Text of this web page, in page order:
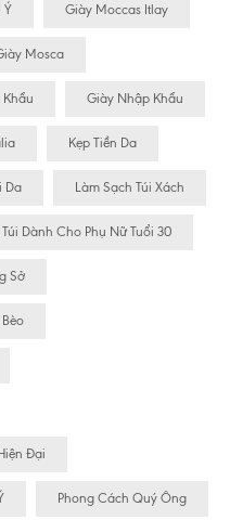
Ý Giày Moccas Itlay
Mosca
Giày Nhập Khẩu
Kẹp Tiền Da
Da Làm Sạch Túi Xách
Dành Cho Phụ Nữ Tuổi 30
Sở
Đại
Phong Cách Quý Ông